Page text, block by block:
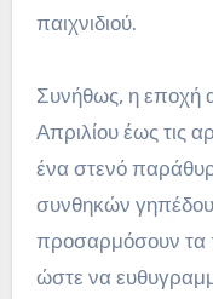
παιχνιδιού.
Συνήθως, η εποχή
Απριλίου έως τις
ένα στενό
συνθηκών
προσαρμόσουν τα
ώστε να